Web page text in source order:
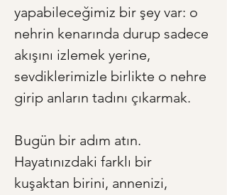
yapabileceğimiz bir şey var: o
nehrin kenarında durup sadece
akışını izlemek yerine,
sevdiklerimizle birlikte o nehre
girip anların tadını çıkarmak.
Bugün bir adım atın.
Hayatınızdaki farklı bir
kuşaktan birini, annenizi,